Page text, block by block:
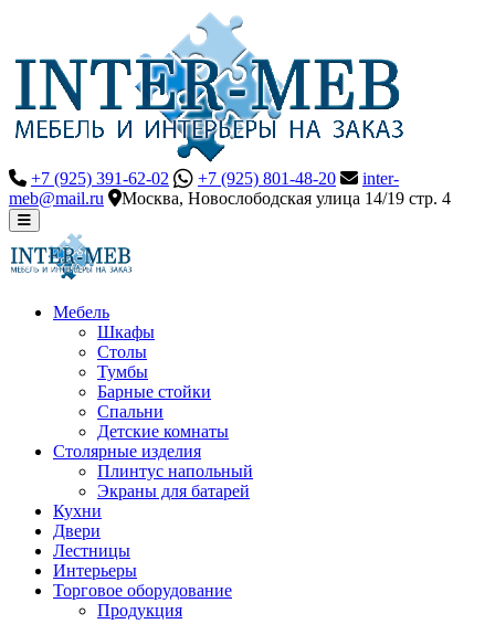
+7 (925) 391-62-02 +7 (925) 801-48-20
inter-
meb@mail.ru
Москва, Новослободская улица 14/19 стр. 4
Мебель
Шкафы
Столы
Тумбы
Барные стойки
Спальни
Детские комнаты
Столярные изделия
Плинтус напольный
Экраны для батарей
Кухни
Двери
Лестницы
Интерьеры
Торговое оборудование
Продукция